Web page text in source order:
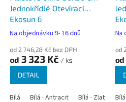
Jednokřídlé Otevírací
Ekosun 6
Na objednávku 9- 16 dnů
od 2 746,28 Kč bez DPH
od 3 323 Kč / ks
DETAIL
Bílá Bílá - Antracit Bílá - Zlatý dub
Na
od
od
Bílá